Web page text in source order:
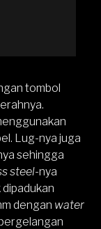
tombol
Lug-nya juga
sehingga
steel-nya
dengan water